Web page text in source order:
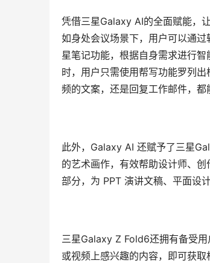
凭借三星Galaxy AI的全面赋能，
如身处会议场景下，用户可以通
星笔记功能，根据自身需求进行
时，用户只需使用帮写功能罗列
频的文案，还是回复工作邮件，都
此外，Galaxy AI 还赋予了三星
的艺术画作，有效帮助设计师、
部分，为 PPT 演讲文稿、平面设
三星Galaxy Z Fold6还拥有备受
或视频上感兴趣的内容，即可获